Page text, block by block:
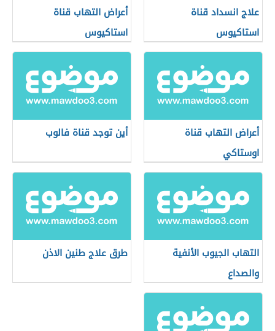
علاج انسداد قناة
استاكيوس
أعراض التهاب قناة
استاكيوس
أعراض التهاب قناة
اوستاكي
أين توجد قناة فالوب
التهاب الجيوب الأنفية
والصداع
طرق علاج طنين الاذن